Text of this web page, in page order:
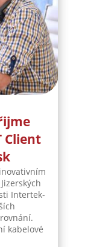
Client
Intertek-
kabelové